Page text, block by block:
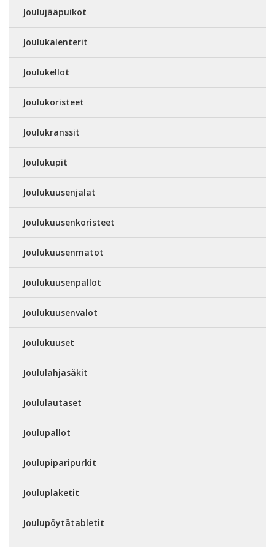
Joulujääpuikot
Joulukalenterit
Joulukellot
Joulukoristeet
Joulukranssit
Joulukupit
Joulukuusenjalat
Joulukuusenkoristeet
Joulukuusenmatot
Joulukuusenpallot
Joulukuusenvalot
Joulukuuset
Joululahjasäkit
Joululautaset
Joulupallot
Joulupiparipurkit
Jouluplaketit
Joulupöytätabletit